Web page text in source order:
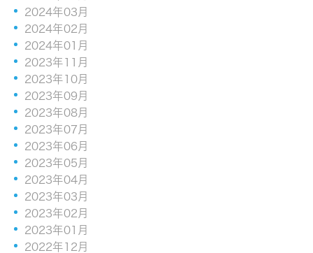
2024年03月
2024年02月
2024年01月
2023年11月
2023年10月
2023年09月
2023年08月
2023年07月
2023年06月
2023年05月
2023年04月
2023年03月
2023年02月
2023年01月
2022年12月